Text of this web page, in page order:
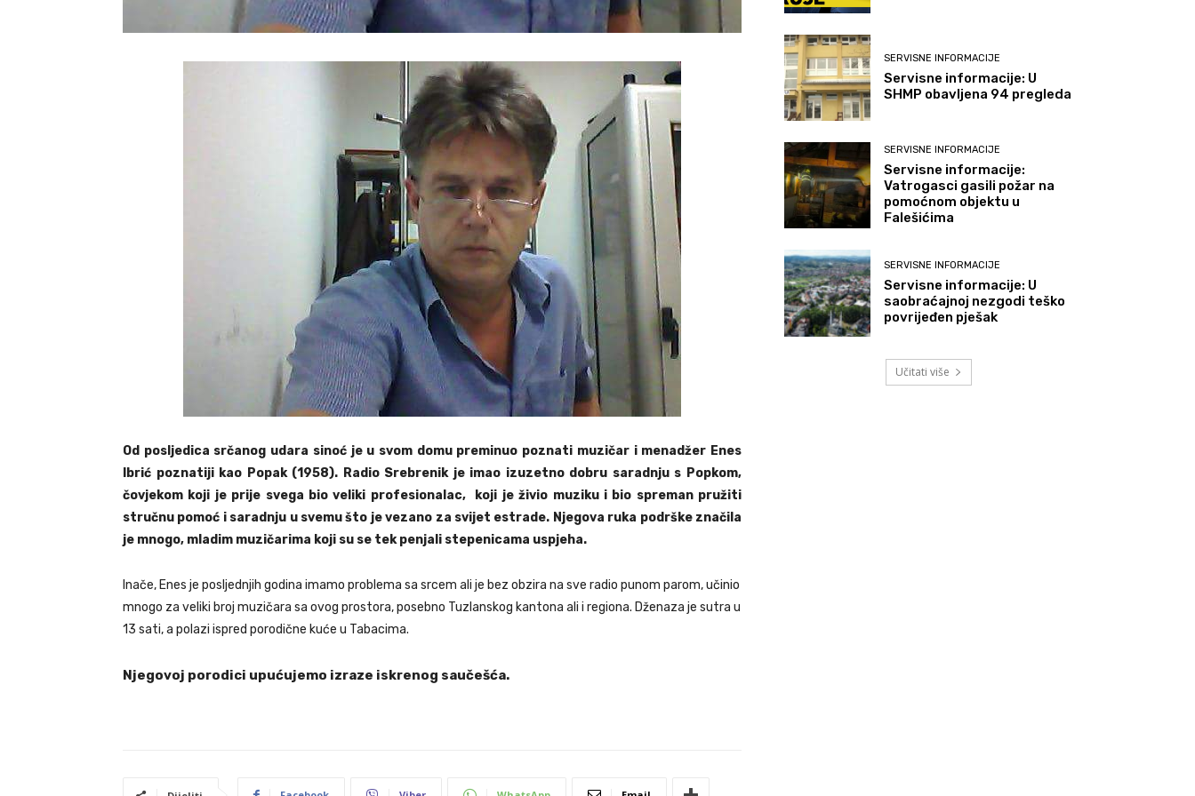
Od posljedica srčanog udara sinoć je u svom domu preminuo poznati muzičar i menadžer Enes
Ibrić poznatiji kao Popak (1958). Radio Srebrenik je imao izuzetno dobru saradnju s Popkom,
čovjekom koji je prije svega bio veliki profesionalac, koji je živio muziku i bio spreman pružiti
stručnu pomoć i saradnju u svemu što je vezano za svijet estrade. Njegova ruka podrške značila
je mnogo, mladim muzičarima koji su se tek penjali stepenicama uspjeha.
Inače, Enes je posljednjih godina imamo problema sa srcem ali je bez obzira na sve radio punom parom, učinio
mnogo za veliki broj muzičara sa ovog prostora, posebno Tuzlanskog kantona ali i regiona. Dženaza je sutra u
13 sati, a polazi ispred porodične kuće u Tabacima.
Njegovoj porodici upućujemo izraze iskrenog saučešća.
SERVISNE INFORMACIJE
Servisne informacije: U
SHMP obavljena 94 pregleda
SERVISNE INFORMACIJE
Servisne informacije:
Vatrogasci gasili požar na
pomoćnom objektu u
Falešićima
SERVISNE INFORMACIJE
Servisne informacije: U
saobraćajnoj nezgodi teško
povrijeđen pješak
Učitati više